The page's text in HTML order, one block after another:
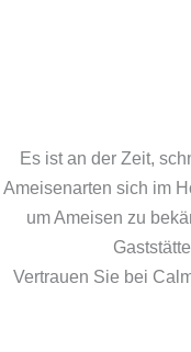
Es ist an der Zeit,
Ameisenarten sich im
um Ameisen zu
Vertrauen Sie bei